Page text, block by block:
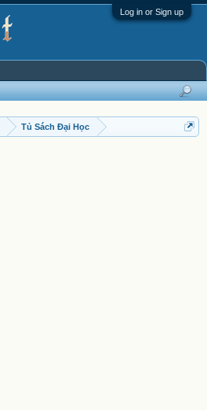
Log in or Sign up
Tủ Sách Đại Học